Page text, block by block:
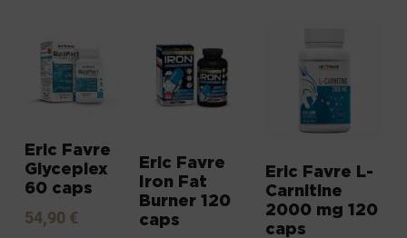
Eric Favre
Glyceplex
60 caps
54,90 €
Eric Favre
Iron Fat
Burner 120
caps
Eric Favre L-
Carnitine
2000 mg 120
caps